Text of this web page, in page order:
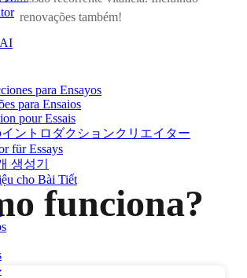
para Ensayos
para Ensaios
pour Essais
ントロダクションクリエイター
für Essays
생성기
cho Bài Tiết
renovações também!
funciona?